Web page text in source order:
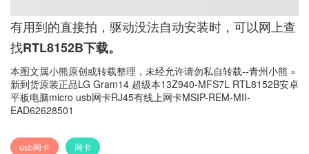
有用到的直接拍，驱动没法自动安装时，可以网上查
找RTL8152B下载。
本图文属小熊原创或转载整理，未经允许请勿私自转载--青州小熊 »
新到货原装正品LG Gram14 超级本13Z940-MFS7L RTL8152B安卓
平板电脑micro usb网卡RJ45有线上网卡MSIP-REM-MII-
EAD62628501
usb网卡 网卡